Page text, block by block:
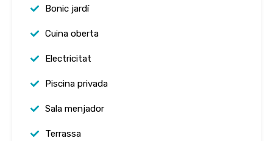
Bonic jardí
Cuina oberta
Electricitat
Piscina privada
Sala menjador
Terrassa